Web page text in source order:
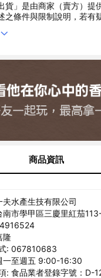
貨」是由商家（賣方）
之條件與限制說明，若有
商品資訊
水產生技有限公司
南市學甲區三慶里紅茄
隆
: 067810683
一至週五 9:00-16:30
: 食品業者登錄字號：